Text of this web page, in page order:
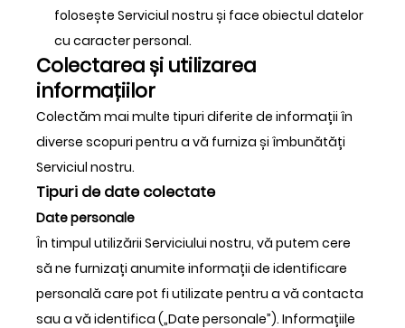
folosește Serviciul nostru și face obiectul datelor
cu caracter personal.
Colectarea și utilizarea
informațiilor
Colectăm mai multe tipuri diferite de informații în
diverse scopuri pentru a vă furniza și îmbunătăți
Serviciul nostru.
Tipuri de date colectate
Date personale
În timpul utilizării Serviciului nostru, vă putem cere
să ne furnizați anumite informații de identificare
personală care pot fi utilizate pentru a vă contacta
sau a vă identifica („Date personale”). Informațiile